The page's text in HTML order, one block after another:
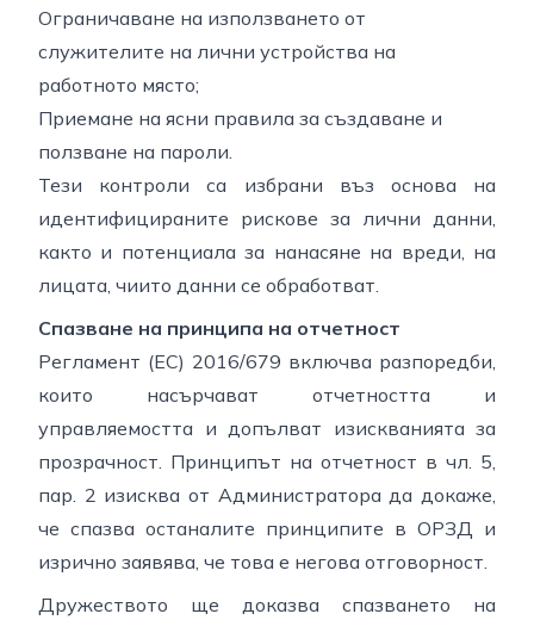
Ограничаване на използването от
служителите на лични устройства на
работното място;
Приемане на ясни правила за създаване и
ползване на пароли.
Тези контроли са избрани въз основа на
идентифицираните рискове за лични данни,
както и потенциала за нанасяне на вреди, на
лицата, чиито данни се обработват.
Спазване на принципа на отчетност
Регламент (ЕС) 2016/679 включва разпоредби,
които насърчават отчетността и
управляемостта и допълват изискванията за
прозрачност. Принципът на отчетност в чл. 5,
пар. 2 изисква от Администратора да докаже,
че спазва останалите принципите в ОРЗД и
изрично заявява, че това е негова отговорност.
Дружеството ще доказва спазването на